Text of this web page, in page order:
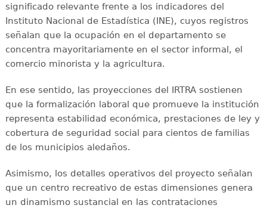
significado relevante frente a los indicadores del
Instituto Nacional de Estadística (INE), cuyos registros
señalan que la ocupación en el departamento se
concentra mayoritariamente en el sector informal, el
comercio minorista y la agricultura.
En ese sentido, las proyecciones del IRTRA sostienen
que la formalización laboral que promueve la institución
representa estabilidad económica, prestaciones de ley y
cobertura de seguridad social para cientos de familias
de los municipios aledaños.
Asimismo, los detalles operativos del proyecto señalan
que un centro recreativo de estas dimensiones genera
un dinamismo sustancial en las contrataciones